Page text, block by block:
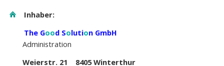
Inhaber:
The Good Solution GmbH
Administration
Weierstr. 21 8405 Winterthur